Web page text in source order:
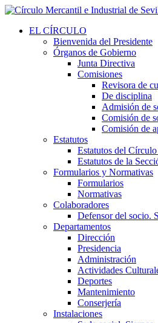
EL CÍRCULO
Bienvenida del Presidente
Órganos de Gobierno
Junta Directiva
Comisiones
Revisora de
De disciplina
Admisión de
Comisión de
Comisión de
Estatutos
Estatutos del
Estatutos de la
Formularios y Normativas
Formularios
Normativas
Colaboradores
Defensor del socio.
Departamentos
Dirección
Presidencia
Administración
Actividades
Deportes
Mantenimiento
Conserjería
Instalaciones